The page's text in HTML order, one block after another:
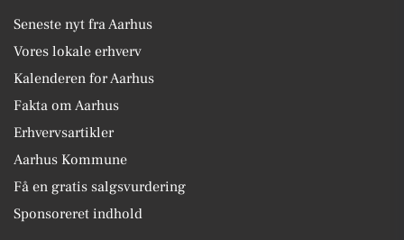
Seneste nyt fra Aarhus
Vores lokale erhverv
Kalenderen for Aarhus
Fakta om Aarhus
Erhvervsartikler
Aarhus Kommune
Få en gratis salgsvurdering
Sponsoreret indhold